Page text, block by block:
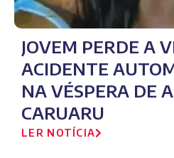
JOVEM PERDE A
ACIDENTE
NA VÉSPERA DE
CARUARU
LER NOTÍCIA